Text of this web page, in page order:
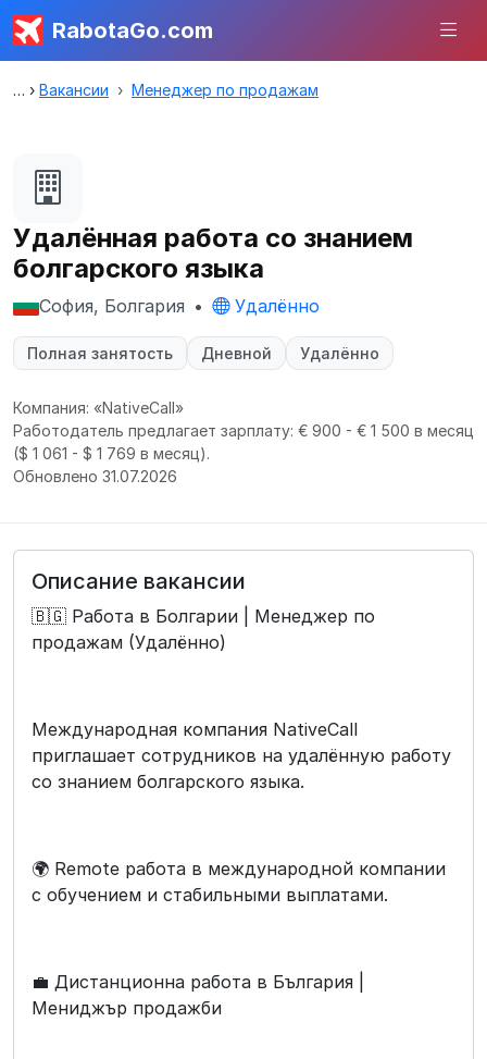
RabotaGo.com
Вакансии Менеджер по продажам
Удалённая работа со знанием
болгарского языка
София, Болгария • Удалённо
Полная занятость Дневной Удалённо
Компания: «NativeCall»
Работодатель предлагает зарплату: € 900 - € 1 500 в месяц
($ 1 061 - $ 1 769 в месяц).
Обновлено 31.07.2026
Описание вакансии
🇧🇬 Работа в Болгарии | Менеджер по
продажам (Удалённо)
Международная компания NativeCall
приглашает сотрудников на удалённую работу
со знанием болгарского языка.
🌍 Remote работа в международной компании
с обучением и стабильными выплатами.
💼 Дистанционна работа в България |
Мениджър продажби